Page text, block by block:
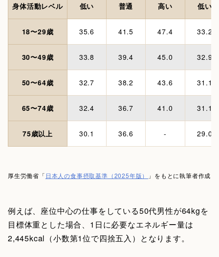
身体活動レベル 低い 普通 高い 低い
18〜29歳 35.6 41.5 47.4 33.2
30〜49歳 33.8 39.4 45.0 32.9
50〜64歳 32.7 38.2 43.6 31.1
65〜74歳 32.4 36.7 41.0 31.1
75歳以上 30.1 36.6 - 29.0
厚生労働省「 日本人の食事摂取基準（2025年版） 」をもとに執筆者作成
例えば、座位中心の仕事をしている50代男性が64kgを
目標体重とした場合、1日に必要なエネルギー量は
2,445kcal（小数第1位で四捨五入）となります。